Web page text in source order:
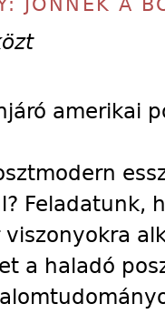
JÖNNEK A
amerikai
Feladatunk,
a haladó